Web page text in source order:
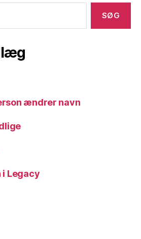
ændrer navn
i Legacy